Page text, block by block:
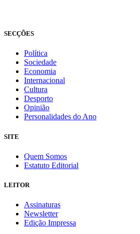
SECÇÕES
Política
Sociedade
Economia
Internacional
Cultura
Desporto
Opinião
Personalidades do Ano
SITE
Quem Somos
Estatuto Editorial
LEITOR
Assinaturas
Newsletter
Edição Impressa